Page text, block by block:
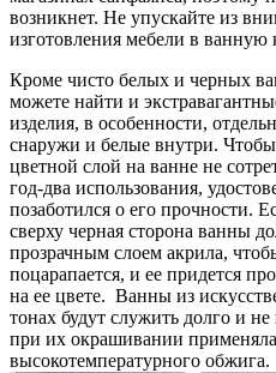
возникнет. Не упускайте из
изготовления мебели в ванную
Кроме чисто белых и черных
можете найти и
изделия, в особенности,
снаружи и белые внутри.
цветной слой на ванне не
год-два использования,
позаботился о его прочности.
сверху черная сторона ванны
прозрачным слоем акрила,
поцарапается, и ее придется
на ее цвете. Ванны из
тонах будут служить долго и
при их окрашивании
высокотемпературного обжига.